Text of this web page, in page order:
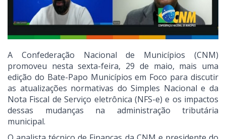
A Confederação Nacional de Municípios (CNM)
promoveu nesta sexta-feira, 29 de maio, mais uma
edição do Bate-Papo Municípios em Foco para discutir
as atualizações normativas do Simples Nacional e da
Nota Fiscal de Serviço eletrônica (NFS-e) e os impactos
dessas mudanças na administração tributária
municipal.